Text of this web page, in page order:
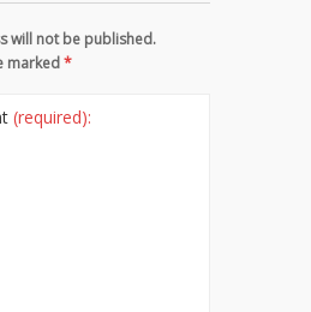
will not be published.
marked*
(required):